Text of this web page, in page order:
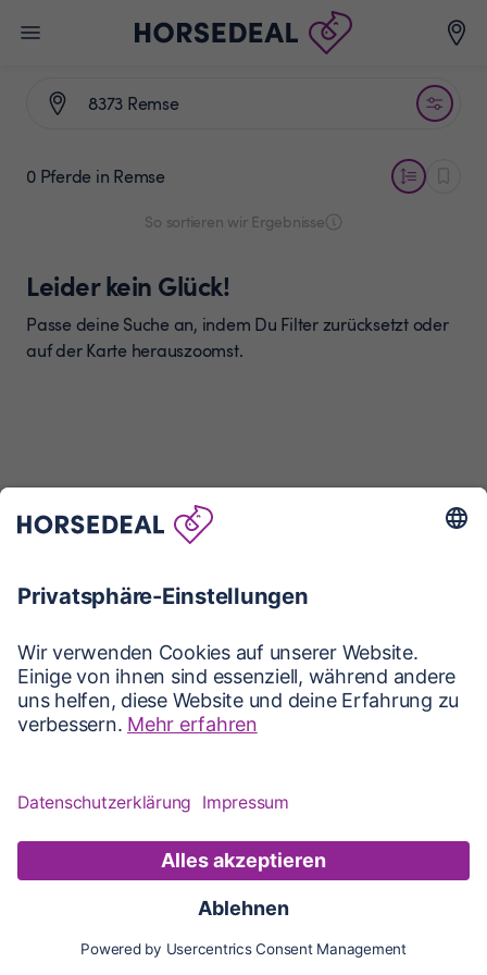
Karte Updates Konto
Karte
0 Pferde in Remse
So sortieren wir Ergebnisse
Leider kein Glück!
Passe deine Suche an, indem Du Filter zurücksetzt oder
auf der Karte herauszoomst.